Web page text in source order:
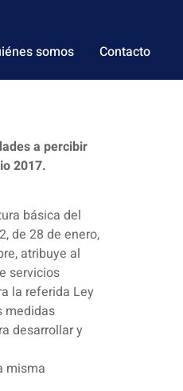
somos Contacto
a percibir
2017.
básica del
de 28 de enero,
atribuye al
servicios
la referida Ley
medidas
desarrollar y
misma